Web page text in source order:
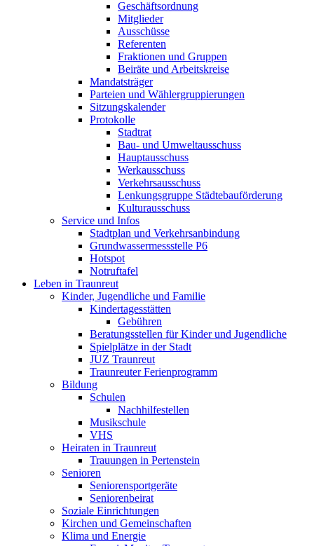
Geschäftsordnung
Mitglieder
Ausschüsse
Referenten
Fraktionen und Gruppen
Beiräte und Arbeitskreise
Mandatsträger
Parteien und Wählergruppierungen
Sitzungskalender
Protokolle
Stadtrat
Bau- und Umweltausschuss
Hauptausschuss
Werkausschuss
Verkehrsausschuss
Lenkungsgruppe Städtebauförderung
Kulturausschuss
Service und Infos
Stadtplan und Verkehrsanbindung
Grundwassermessstelle P6
Hotspot
Notruftafel
Leben in Traunreut
Kinder, Jugendliche und Familie
Kindertagesstätten
Gebühren
Beratungsstellen für Kinder und Jugendliche
Spielplätze in der Stadt
JUZ Traunreut
Traunreuter Ferienprogramm
Bildung
Schulen
Nachhilfestellen
Musikschule
VHS
Heiraten in Traunreut
Trauungen in Pertenstein
Senioren
Seniorensportgeräte
Seniorenbeirat
Soziale Einrichtungen
Kirchen und Gemeinschaften
Klima und Energie